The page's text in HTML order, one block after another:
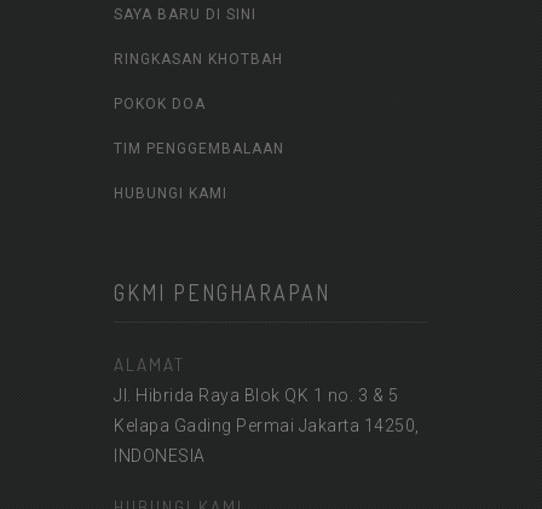
SAYA BARU DI SINI
RINGKASAN KHOTBAH
POKOK DOA
TIM PENGGEMBALAAN
HUBUNGI KAMI
GKMI PENGHARAPAN
ALAMAT
Jl. Hibrida Raya Blok QK 1 no. 3 & 5
Kelapa Gading Permai Jakarta 14250,
INDONESIA